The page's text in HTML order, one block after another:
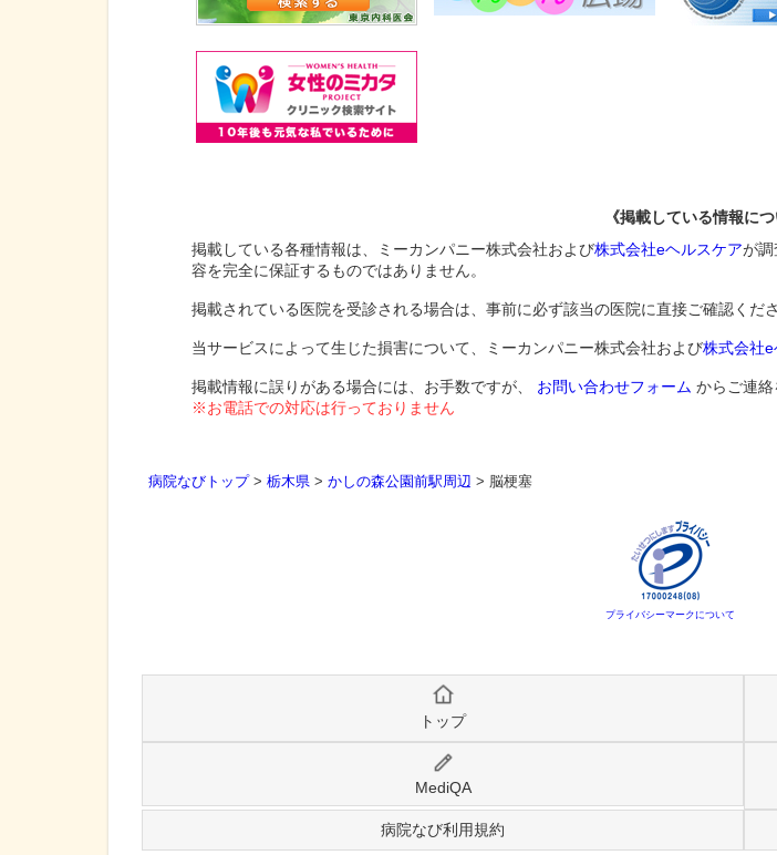
《掲載している情報に
掲載している各種情報は、ミーカンパニー株式会社および株式会社eヘルスケアが調
容を完全に保証するものではありません。
掲載されている医院を受診される場合は、事前に必ず該当の医院に直接ご確認くださ
当サービスによって生じた損害について、ミーカンパニー株式会社および株式会社
掲載情報に誤りがある場合には、お手数ですが、 お問い合わせフォーム からご連絡
※お電話での対応は行っておりません
病院なびトップ> 栃木県 > かしの森公園前駅周辺 > 脳梗塞
プライバシーマークについて
トップ
MediQA
病院なび利用規約